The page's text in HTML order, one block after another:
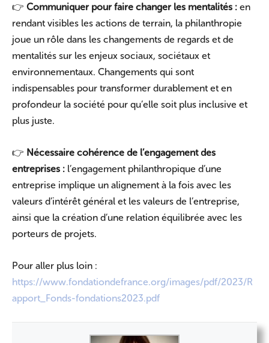
👉 Communiquer pour faire changer les mentalités : en
rendant visibles les actions de terrain, la philanthropie
joue un rôle dans les changements de regards et de
mentalités sur les enjeux sociaux, sociétaux et
environnementaux. Changements qui sont
indispensables pour transformer durablement et en
profondeur la société pour qu’elle soit plus inclusive et
plus juste.
👉 Nécessaire cohérence de l’engagement des
entreprises : l’engagement philanthropique d’une
entreprise implique un alignement à la fois avec les
valeurs d’intérêt général et les valeurs de l’entreprise,
ainsi que la création d’une relation équilibrée avec les
porteurs de projets.
Pour aller plus loin :
https://www.fondationdefrance.org/images/pdf/2023/R
apport_Fonds-fondations2023.pdf